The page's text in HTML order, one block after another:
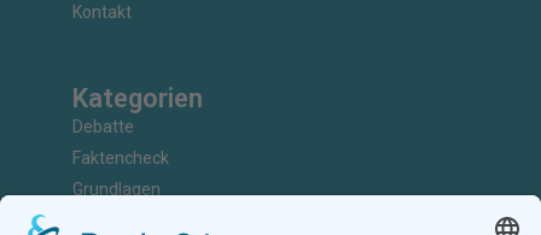
Kontakt
Kategorien
Debatte
Faktencheck
Grundlagen